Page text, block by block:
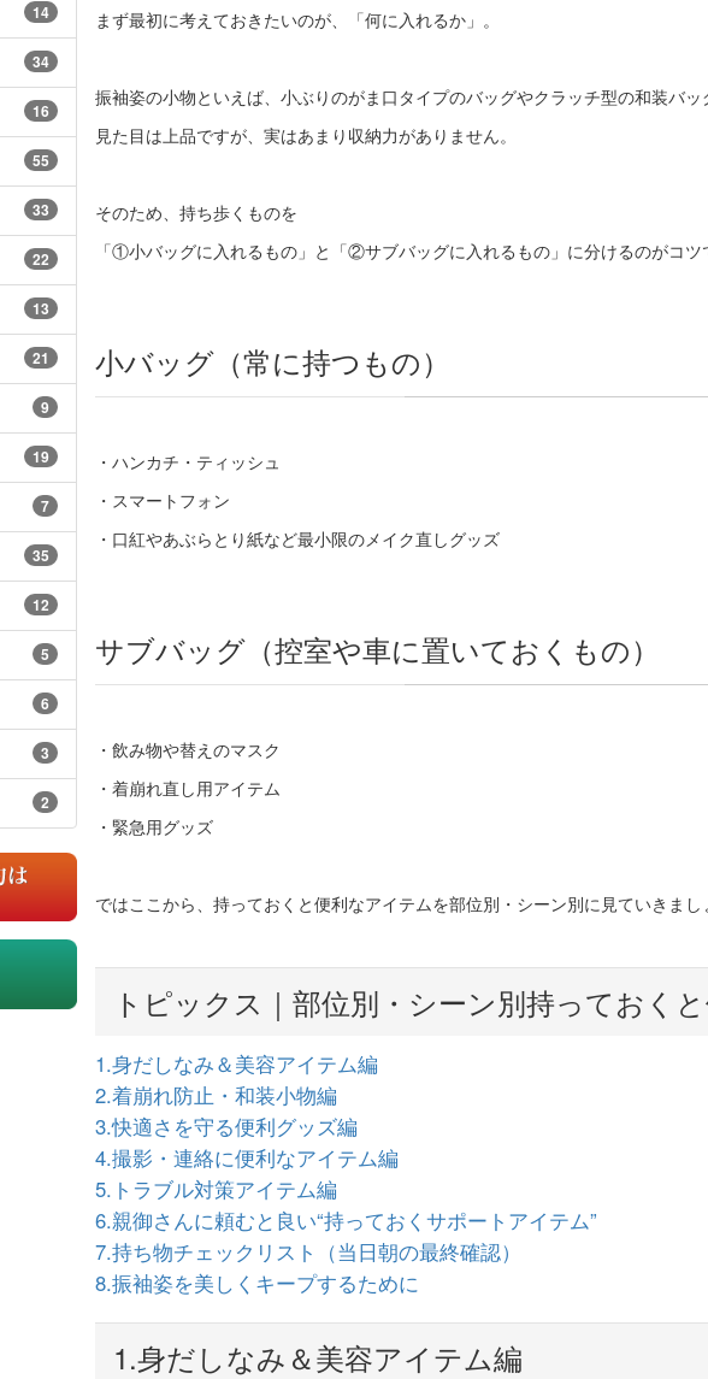
14
34
16
55
33
22
13
21
9
19
7
35
12
5
6
3
2
まず最初に考えておきたいのが、「何に入れるか」。
振袖姿の小物といえば、小ぶりのがま口タイプのバッグやクラッチ型の和装バッ
見た目は上品ですが、実はあまり収納力がありません。
そのため、持ち歩くものを
「①小バッグに入れるもの」と「②サブバッグに入れるもの」に分けるのがコツ
小バッグ（常に持つもの）
・ハンカチ・ティッシュ
・スマートフォン
・口紅やあぶらとり紙など最小限のメイク直しグッズ
サブバッグ（控室や車に置いておくもの）
・飲み物や替えのマスク
・着崩れ直し用アイテム
・緊急用グッズ
ではここから、持っておくと便利なアイテムを部位別・シーン別に見ていきまし
トピックス｜部位別・シーン別持っておく
1.身だしなみ＆美容アイテム編
2.着崩れ防止・和装小物編
3.快適さを守る便利グッズ編
4.撮影・連絡に便利なアイテム編
5.トラブル対策アイテム編
6.親御さんに頼むと良い“持っておくサポートアイテム”
7.持ち物チェックリスト（当日朝の最終確認）
8.振袖姿を美しくキープするために
1.身だしなみ＆美容アイテム編